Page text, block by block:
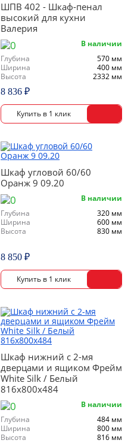
ШПВ 402 - Шкаф-пенал
высокий для кухни
Валерия
В наличии
Глубина
570 мм
Ширина
400 мм
Высота
2332 мм
8 836 ₽
Шкаф угловой 60/60
Оранж 9 09.20
В наличии
Глубина
320 мм
Ширина
600 мм
Высота
830 мм
8 850 ₽
Шкаф нижний с 2-мя
дверцами и ящиком Фрейм
White Silk / Белый
816х800х484
В наличии
Глубина
484 мм
Ширина
800 мм
Высота
816 мм